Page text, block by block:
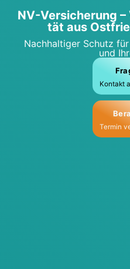
NV-Ver­si­che­rung
tät aus
Nach­hal­ti­ger Schutz
und
Kon­takt
Ter­min